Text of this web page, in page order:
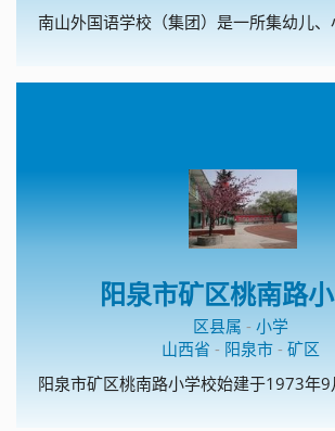
阳泉市矿区桃南路
区县属 - 小学
山西省 - 阳泉市- 矿区